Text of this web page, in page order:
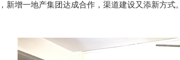
新增一地产集团达成合作，渠道建设又添新方式。